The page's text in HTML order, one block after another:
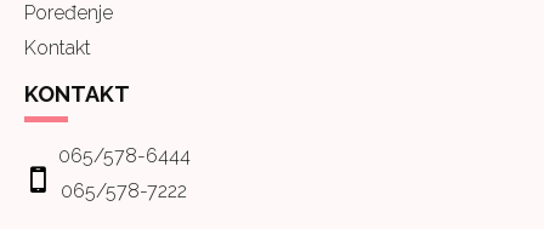
Poređenje
Kontakt
KONTAKT
065/578-6444
065/578-7222